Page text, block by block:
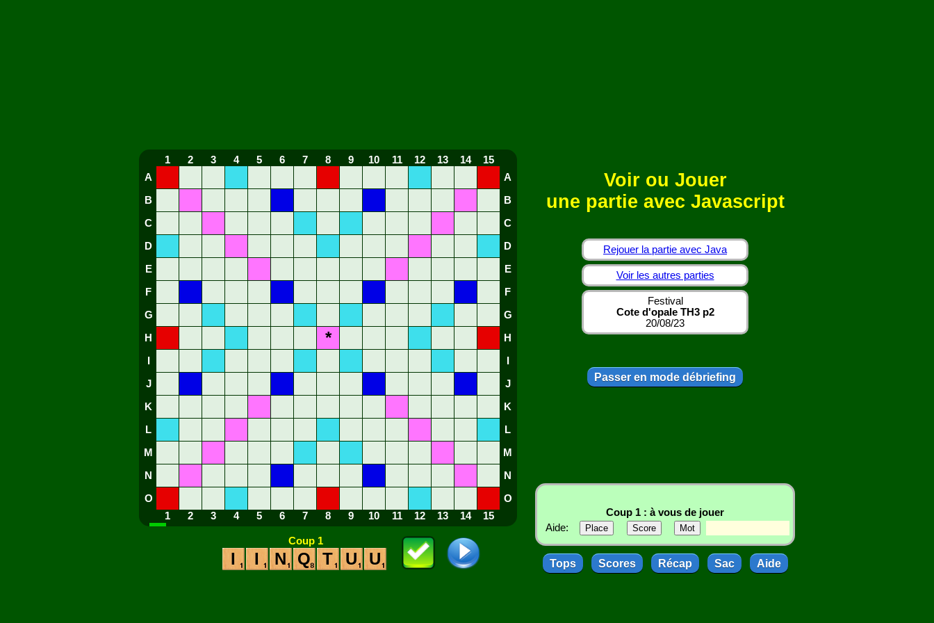
1 2 3 4 5 6 7 8 9 10 11 12 13 14
15
A
A
B B
C C
D D
E E
F F
G G
H * H
J J
K K
L L
M M
N N
O
O
1
2 3 4 5 6 7 8 9 10 11 12 13 14 15
Coup 1
I I N Q T U U
Voir ou Jouer
une partie avec Javascript
Rejouer la partie avec Java
Voir les autres parties
Festival
Cote d'opale TH3 p2
20/08/23
Passer en mode débriefing
Coup 1 : à vous de jouer
Aide:
Tops Scores Récap Sac Aide